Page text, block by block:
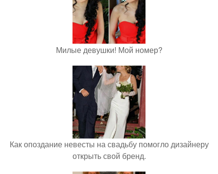
Милые девушки! Мой номер?
Как опоздание невесты на свадьбу помогло дизайнеру
открыть свой бренд.